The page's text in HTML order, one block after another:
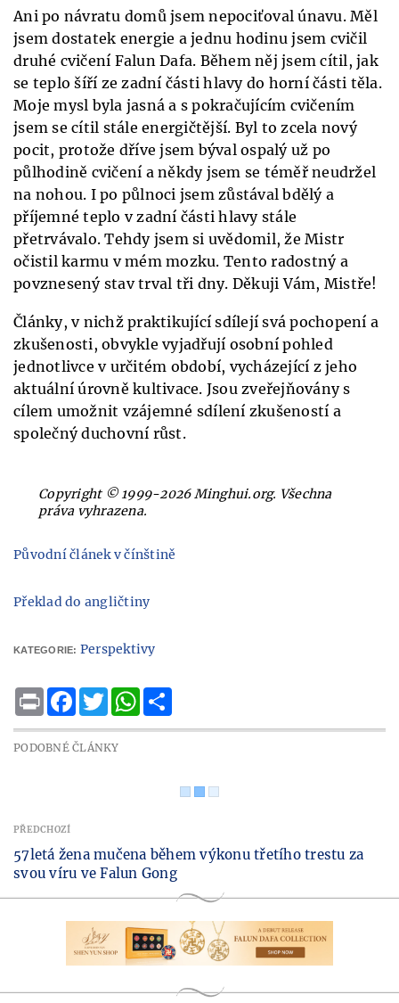
Ani po návratu domů jsem nepociťoval únavu. Měl
jsem dostatek energie a jednu hodinu jsem cvičil
druhé cvičení Falun Dafa. Během něj jsem cítil, jak
se teplo šíří ze zadní části hlavy do horní části těla.
Moje mysl byla jasná a s pokračujícím cvičením
jsem se cítil stále energičtější. Byl to zcela nový
pocit, protože dříve jsem býval ospalý už po
půlhodině cvičení a někdy jsem se téměř neudržel
na nohou. I po půlnoci jsem zůstával bdělý a
příjemné teplo v zadní části hlavy stále
přetrvávalo. Tehdy jsem si uvědomil, že Mistr
očistil karmu v mém mozku. Tento radostný a
povznesený stav trval tři dny. Děkuji Vám, Mistře!
Články, v nichž praktikující sdílejí svá pochopení a
zkušenosti, obvykle vyjadřují osobní pohled
jednotlivce v určitém období, vycházející z jeho
aktuální úrovně kultivace. Jsou zveřejňovány s
cílem umožnit vzájemné sdílení zkušeností a
společný duchovní růst.
Copyright © 1999-2026 Minghui.org. Všechna
práva vyhrazena.
Původní článek v čínštině
Překlad do angličtiny
KATEGORIE: Perspektivy
Print FacebookTwitterWhatsApp
PODOBNÉ ČLÁNKY
PŘEDCHOZÍ
57letá žena mučena během výkonu třetího trestu za
svou víru ve Falun Gong